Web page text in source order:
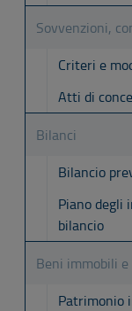
Sovvenzioni,
Criteri e
Atti di
Bilanci
Bilancio
Piano degli
bilancio
Beni immobili
Patrimonio